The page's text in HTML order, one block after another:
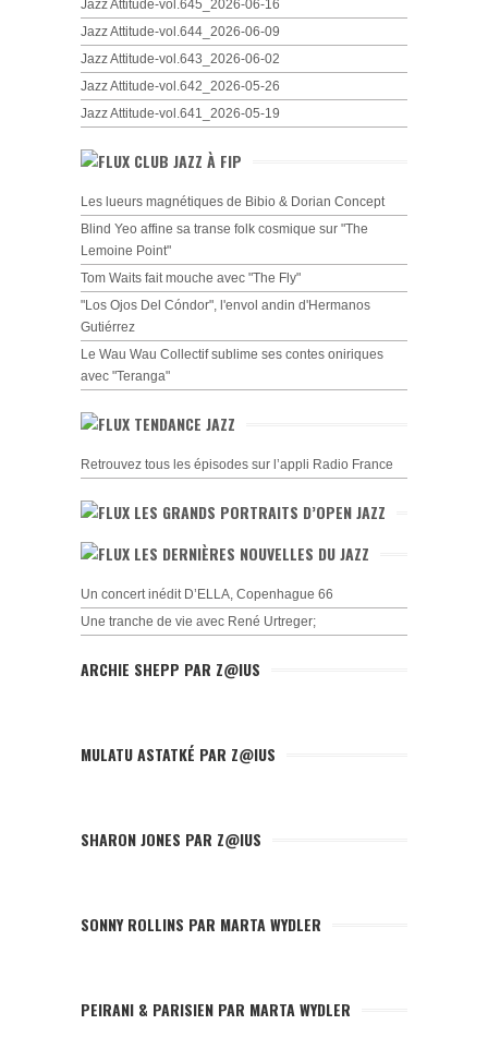
Jazz Attitude-vol.645_2026-06-16
Jazz Attitude-vol.644_2026-06-09
Jazz Attitude-vol.643_2026-06-02
Jazz Attitude-vol.642_2026-05-26
Jazz Attitude-vol.641_2026-05-19
CLUB JAZZ À FIP
Les lueurs magnétiques de Bibio & Dorian Concept
Blind Yeo affine sa transe folk cosmique sur "The
Lemoine Point"
Tom Waits fait mouche avec "The Fly"
"Los Ojos Del Cóndor", l'envol andin d'Hermanos
Gutiérrez
Le Wau Wau Collectif sublime ses contes oniriques
avec "Teranga"
TENDANCE JAZZ
Retrouvez tous les épisodes sur l’appli Radio France
LES GRANDS PORTRAITS D’OPEN JAZZ
LES DERNIÈRES NOUVELLES DU JAZZ
Un concert inédit D’ELLA, Copenhague 66
Une tranche de vie avec René Urtreger;
ARCHIE SHEPP PAR Z@IUS
MULATU ASTATKÉ PAR Z@IUS
SHARON JONES PAR Z@IUS
SONNY ROLLINS PAR MARTA WYDLER
PEIRANI & PARISIEN PAR MARTA WYDLER